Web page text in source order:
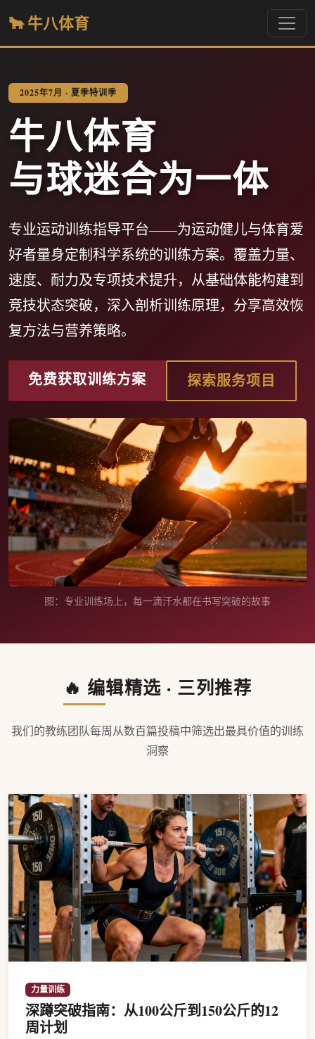
🐂 牛八体育
2025年7月 · 夏季特训季
牛八体育
与球迷合为一体
专业运动训练指导平台——为运动健儿与体育爱
好者量身定制科学系统的训练方案。覆盖力量、
速度、耐力及专项技术提升，从基础体能构建到
竞技状态突破，深入剖析训练原理，分享高效恢
复方法与营养策略。
免费获取训练方案 探索服务项目
图：专业训练场上，每一滴汗水都在书写突破的故事
🔥 编辑精选 · 三列推荐
我们的教练团队每周从数百篇投稿中筛选出最具价值的训练
洞察
力量训练
深蹲突破指南：从100公斤到150公斤的12
周计划